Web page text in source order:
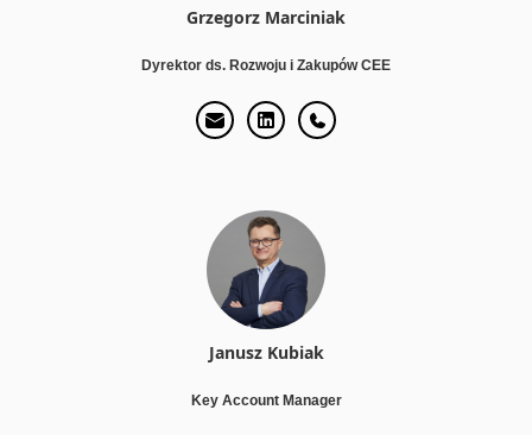
Grzegorz Marciniak
Dyrektor ds. Rozwoju i Zakupów CEE
Janusz Kubiak
Key Account Manager